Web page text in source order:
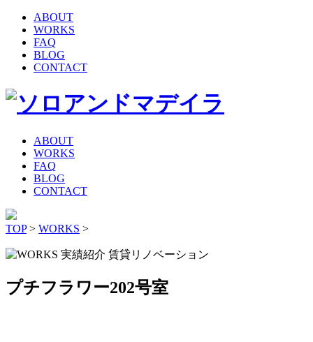
ABOUT
WORKS
FAQ
BLOG
CONTACT
ABOUT
WORKS
FAQ
BLOG
CONTACT
TOP> WORKS >
賃貸リノベーション
プチフラワー202号室